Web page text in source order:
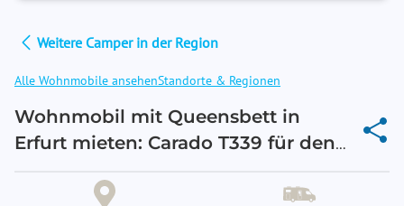
Weitere Camper in der Region
Alle Wohnmobile ansehenStandorte & Regionen
Wohnmobil mit Queensbett in
Erfurt mieten: Carado T339 für den